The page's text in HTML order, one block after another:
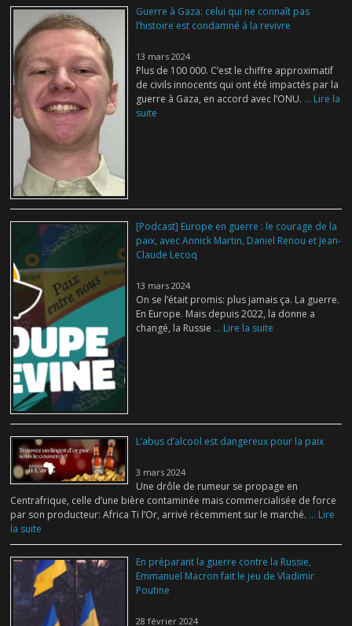
Guerre à Gaza: celui qui ne connaît pas
l’histoire est condamné à la revivre
13 mars 2024
Plus de 100 000. C’est le chiffre approximatif
de civils innocents qui ont été impactés par la
guerre à Gaza, en accord avec l’ONU. ... Lire la
suite
[Podcast] Europe en guerre : le courage de la
paix, avec Annick Martin, Daniel Renou et Jean-
Claude Lecoq
13 mars 2024
On se l’était promis: plus jamais ça. La guerre.
En Europe. Mais depuis 2022, la donne a
changé, la Russie ... Lire la suite
L’abus d’alcool est dangereux pour la paix
3 mars 2024
Une drôle de rumeur se propage en
Centrafrique, celle d’une bière contaminée mais commercialisée de force
par son producteur: Africa Ti l’Or, arrivé récemment sur le marché. ... Lire
la suite
En préparant la guerre contre la Russie,
Emmanuel Macron fait le jeu de Vladimir
Poutine
28 février 2024